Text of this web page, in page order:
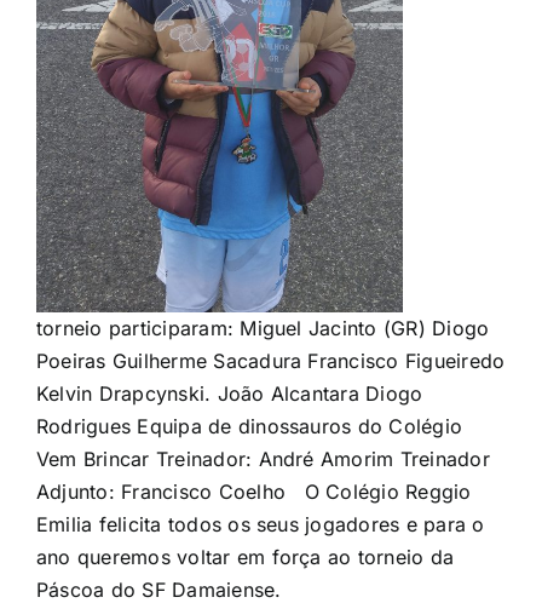
torneio participaram: Miguel Jacinto (GR) Diogo
Poeiras Guilherme Sacadura Francisco Figueiredo
Kelvin Drapcynski. João Alcantara Diogo
Rodrigues Equipa de dinossauros do Colégio
Vem Brincar Treinador: André Amorim Treinador
Adjunto: Francisco Coelho O Colégio Reggio
Emilia felicita todos os seus jogadores e para o
ano queremos voltar em força ao torneio da
Páscoa do SF Damaiense.